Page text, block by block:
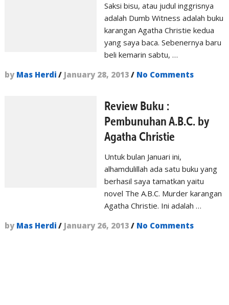
Saksi bisu, atau judul inggrisnya
adalah Dumb Witness adalah buku
karangan Agatha Christie kedua
yang saya baca. Sebenernya baru
beli kemarin sabtu, …
by Mas Herdi / January 28, 2013 / No Comments
Review Buku :
Pembunuhan A.B.C. by
Agatha Christie
Untuk bulan Januari ini,
alhamdulillah ada satu buku yang
berhasil saya tamatkan yaitu
novel The A.B.C. Murder karangan
Agatha Christie. Ini adalah …
by Mas Herdi / January 26, 2013 / No Comments